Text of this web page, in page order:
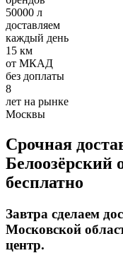
50000 л
доставляем
каждый день
15 км
от МКАД
без доплаты
8
лет на рынке
Москвы
Срочная
Белоозёрский
бесплатно
Завтра сделаем
Московской
центр.
Требования:
Хорошее знание 1С
Умение работать с
первичный
Ответственное
Условия:
З/п 32000-50000 руб.
График 5/2
Оформление по
Добавить отзыв